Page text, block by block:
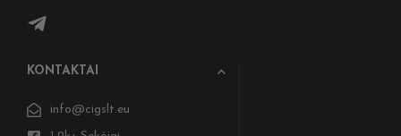
KONTAKTAI
info@cigslt.eu